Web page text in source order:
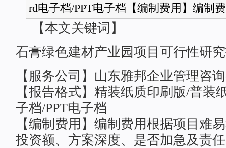
rd电子档/PPT电子档【编制费用】编制
【本文关键词】
石膏绿色建材产业园项目可行性研
【服务公司】山东雅邦企业管理咨
【报告格式】精装纸质印刷版/普装
子档/PPT电子档
【编制费用】编制费用根据项目难
投资额、方案深度、是否加急及责